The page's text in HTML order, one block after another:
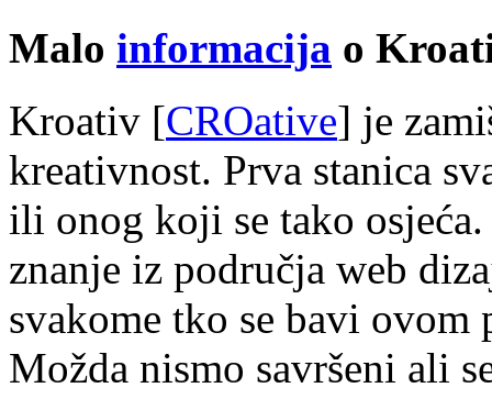
Malo informacija o
Kroativ [CROative] je
kreativnost. Prva stanica
ili onog koji se tako
znanje iz područja web
svakome tko se bavi
Možda nismo savršeni ali